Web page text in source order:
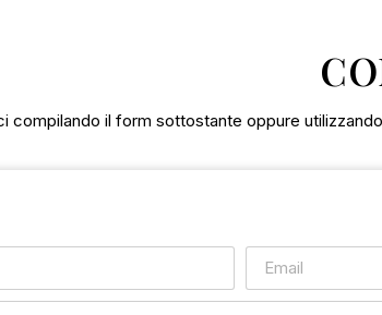
compilando il form sottostante oppure